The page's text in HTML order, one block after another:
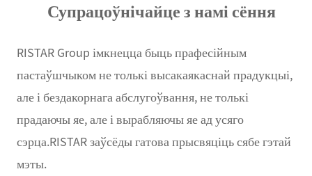
Супрацоўнічайце з намі сёння
RISTAR Group імкнецца быць прафесійным
пастаўшчыком не толькі высакаякаснай прадукцыі,
але і бездакорнага абслугоўвання, не толькі
прадаючы яе, але і вырабляючы яе ад усяго
сэрца.RISTAR заўсёды гатова прысвяціць сябе гэтай
мэты.